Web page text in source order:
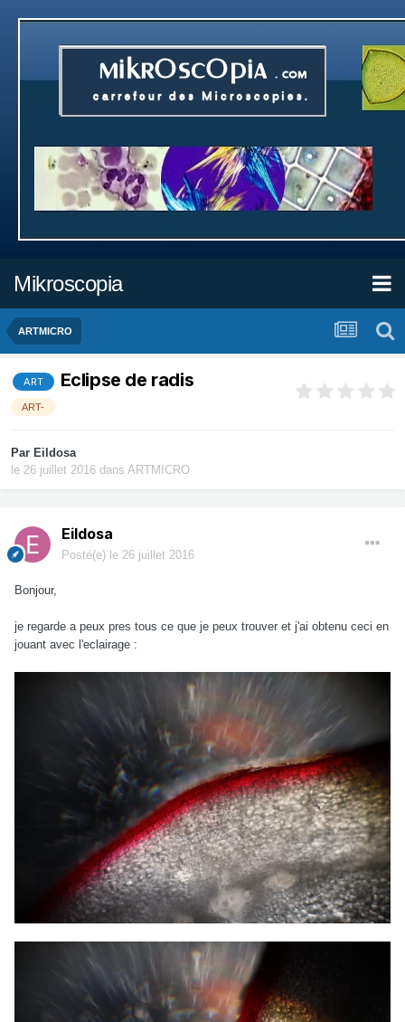
Mikroscopia
ARTMICRO
ART Eclipse de radis
ART-
Par Eildosa
le 26 juillet 2016 dans ARTMICRO
Eildosa
Posté(e) le 26 juillet 2016
Bonjour,
je regarde a peux pres tous ce que je peux trouver et j'ai obtenu ceci en
jouant avec l'eclairage :